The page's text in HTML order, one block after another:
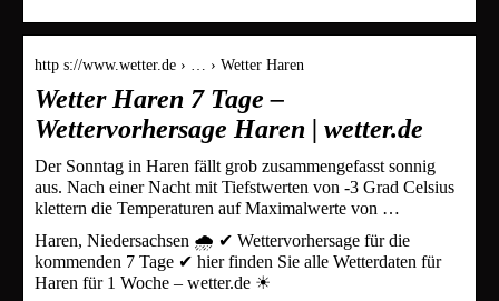
http s://www.wetter.de › … › Wetter Haren
Wetter Haren 7 Tage –
Wettervorhersage Haren | wetter.de
Der Sonntag in Haren fällt grob zusammengefasst sonnig
aus. Nach einer Nacht mit Tiefstwerten von -3 Grad Celsius
klettern die Temperaturen auf Maximalwerte von …
Haren, Niedersachsen 🌧️ ✔ Wettervorhersage für die
kommenden 7 Tage ✔ hier finden Sie alle Wetterdaten für
Haren für 1 Woche – wetter.de ☀